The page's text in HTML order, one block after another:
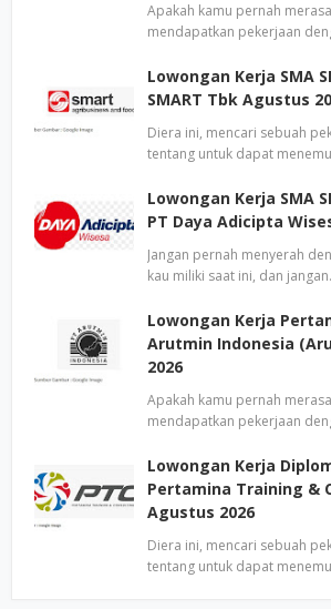
Apakah kamu pernah
mendapatkan pekerjaan
Lowongan Kerja SMA
SMART Tbk Agustus
Diera ini, mencari sebuah
tentang untuk dapat
Lowongan Kerja SMA
PT Daya Adicipta
Jangan pernah menyerah
kau miliki saat ini, dan
Lowongan Kerja
Arutmin Indonesia
2026
Apakah kamu pernah
mendapatkan pekerjaan
Lowongan Kerja
Pertamina Training &
Agustus 2026
Diera ini, mencari sebuah
tentang untuk dapat